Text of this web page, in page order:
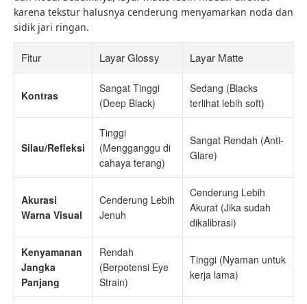
karena tekstur halusnya cenderung menyamarkan noda dan
sidik jari ringan.
Fitur Layar Glossy Layar Matte
Kontras
Sangat Tinggi
(Deep Black)
Sedang (Blacks
terlihat lebih soft)
Silau/Refleksi
Tinggi
(Mengganggu di
cahaya terang)
Sangat Rendah (Anti-
Glare)
Akurasi
Warna Visual
Cenderung Lebih
Jenuh
Cenderung Lebih
Akurat (Jika sudah
dikalibrasi)
Kenyamanan
Jangka
Panjang
Rendah
(Berpotensi Eye
Strain)
Tinggi (Nyaman untuk
kerja lama)